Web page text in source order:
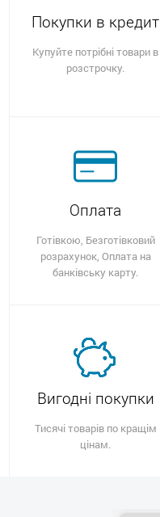
Покупки в кредит
Купуйте потрібні товари в
розстрочку.
Оплата
Готівкою, Безготівковий
розрахунок, Оплата на
банківську карту.
Вигодні покупки
Тисячі товарів по кращім
цінам.